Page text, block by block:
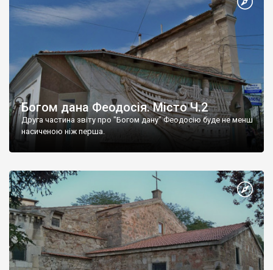
Богом дана Феодосія. Місто Ч.2
Друга частина звіту про "Богом дану" Феодосію буде не менш
насиченою ніж перша.